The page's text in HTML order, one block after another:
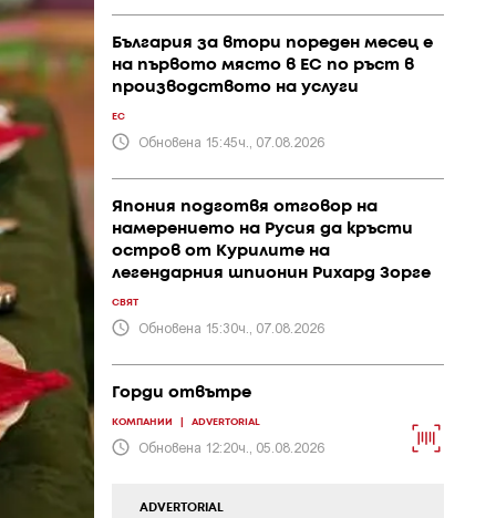
България за втори пореден месец е
на първото място в ЕС по ръст в
производството на услуги
ЕС
Обновена 15:45ч., 07.08.2026
Япония подготвя отговор на
намерението на Русия да кръсти
остров от Курилите на
легендарния шпионин Рихард Зорге
СВЯТ
Обновена 15:30ч., 07.08.2026
Горди отвътре
КОМПАНИИ ADVERTORIAL
Обновена 12:20ч., 05.08.2026
ADVERTORIAL